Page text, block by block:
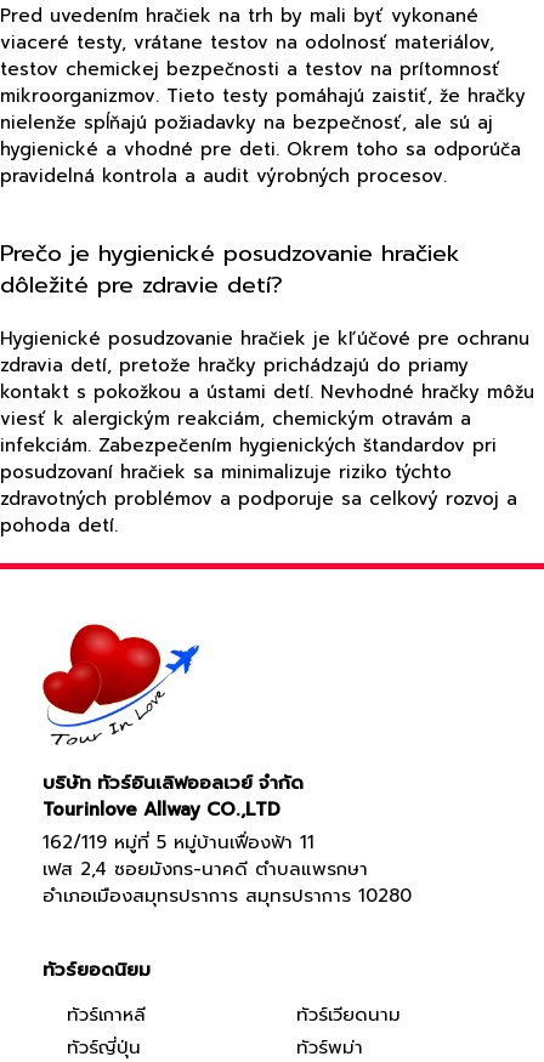
Pred uvedením hračiek na trh by mali byť vykonané
viaceré testy, vrátane testov na odolnosť materiálov,
testov chemickej bezpečnosti a testov na prítomnosť
mikroorganizmov. Tieto testy pomáhajú zaistiť, že hračky
nielenže spĺňajú požiadavky na bezpečnosť, ale sú aj
hygienické a vhodné pre deti. Okrem toho sa odporúča
pravidelná kontrola a audit výrobných procesov.
Prečo je hygienické posudzovanie hračiek
dôležité pre zdravie detí?
Hygienické posudzovanie hračiek je kľúčové pre ochranu
zdravia detí, pretože hračky prichádzajú do priamy
kontakt s pokožkou a ústami detí. Nevhodné hračky môžu
viesť k alergickým reakciám, chemickým otravám a
infekciám. Zabezpečením hygienických štandardov pri
posudzovaní hračiek sa minimalizuje riziko týchto
zdravotných problémov a podporuje sa celkový rozvoj a
pohoda detí.
บริษัท ทัวร์อินเลิฟออลเวย์ จำกัด
Tourinlove Allway CO.,LTD
162/119 หมู่ที่ 5 หมู่บ้านเฟื่องฟ้า 11
เฟส 2,4 ซอยมังกร-นาคดี ตำบลแพรกษา
อำเภอเมืองสมุทรปราการ สมุทรปราการ 10280
ทัวร์ยอดนิยม
ทัวร์เกาหลี
ทัวร์ญี่ปุ่น
ทัวร์เวียดนาม
ทัวร์พม่า